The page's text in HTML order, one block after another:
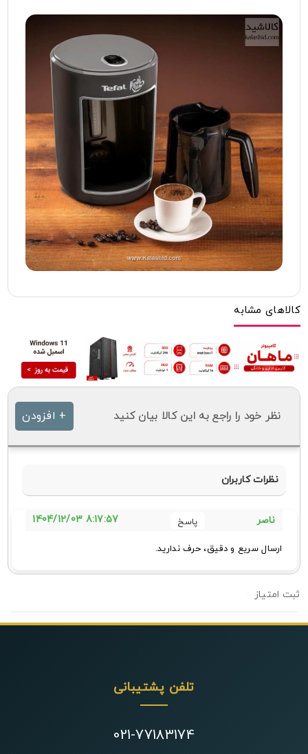
کالاهای مشابه
نظر خود را راجع به این کالا بیان کنید + افزودن
نظرات کاربران
ناصر 8:17:57 1404/12/03
ارسال سریع و دقیق، حرف ندارید.
تلفن پشتیبانی
021-77183174